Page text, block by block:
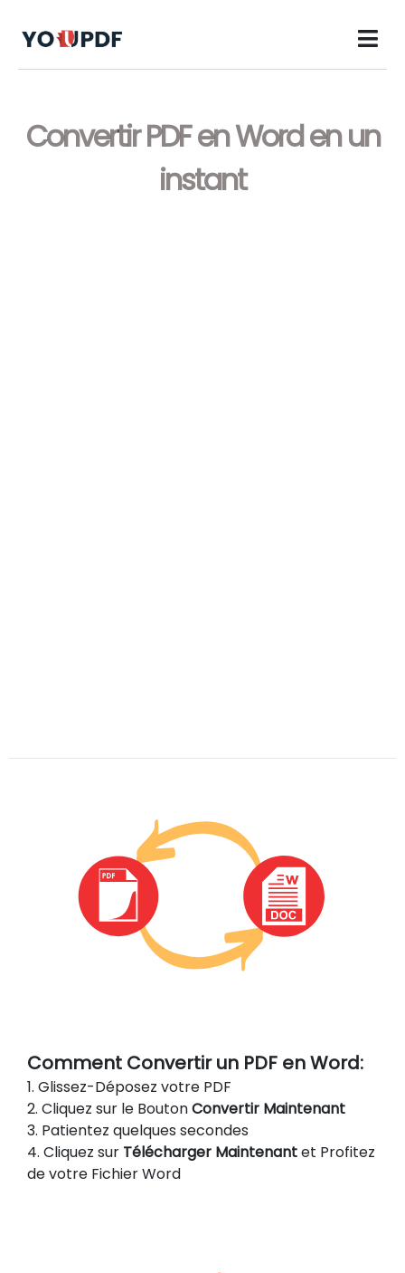
Convertir PDF en Word en un
instant
Comment Convertir un PDF en Word:
1. Glissez-Déposez votre PDF
2. Cliquez sur le BoutonConvertir Maintenant
3. Patientez quelques secondes
4. Cliquez sur Télécharger Maintenantet Profitez
de votre Fichier Word